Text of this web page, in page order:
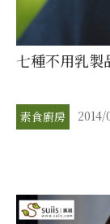
七種不用乳製
素食廚房 2014/